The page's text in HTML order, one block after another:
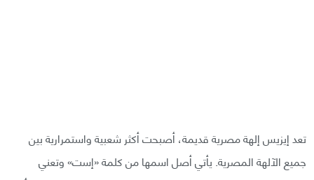
تعد إيزيس إلهة مصرية قديمة، أصبحت أكثر شعبية واستمرارية بين
جميع الآلهة المصرية. يأتي أصل اسمها من كلمة «إست» وتعني